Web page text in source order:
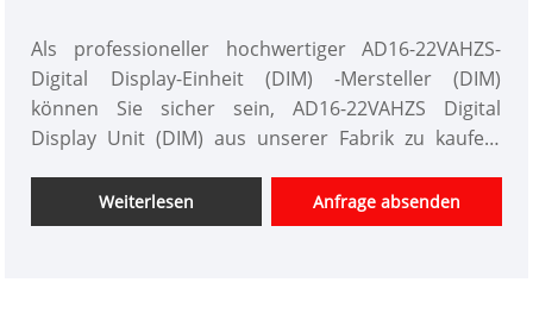
Als professioneller hochwertiger AD16-22VAHZS-
Digital Display-Einheit (DIM) -Mersteller (DIM)
können Sie sicher sein, AD16-22VAHZS Digital
Display Unit (DIM) aus unserer Fabrik zu kaufen.
und die zeitnahe Lieferung an. Diese Instrumente
können gleichzeitig drei oder wichtigere
Weiterlesen Anfrage absenden